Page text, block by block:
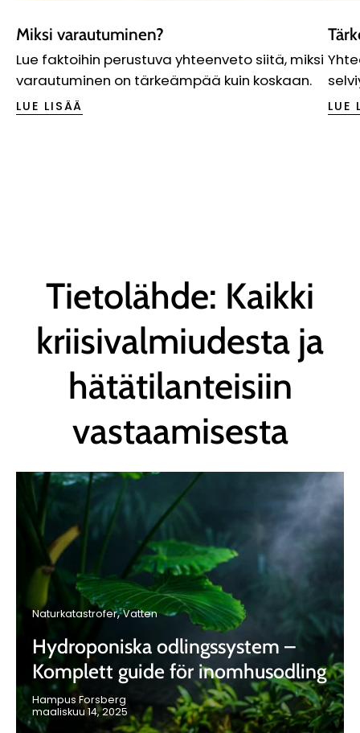
Miksi varautuminen?
Lue faktoihin perustuva yhteenveto siitä, miksi
varautuminen on tärkeämpää kuin koskaan.
LUE LISÄÄ LUE
Tietolähde: Kaikki
kriisivalmiudesta ja
hätätilanteisiin
vastaamisesta
Naturkatastrofer Vatten
Hydroponiska odlingssystem –
Komplett guide för inomhusodling
Hampus Forsberg
maaliskuu 14, 2025